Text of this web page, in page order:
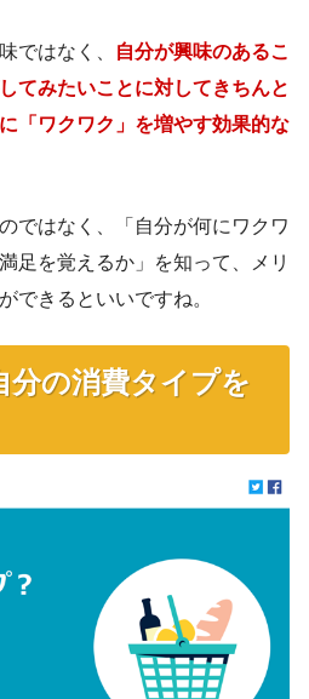
ではなく、 自分が興味のあるこ
てみたいことに対してきちんと
「ワクワク」を増やす効果的な
ではなく、「自分が何にワクワ
足を覚えるか」を知って、メリ
できるといいですね。
の消費タイプを